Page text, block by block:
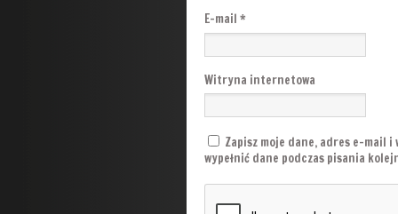
E-mail *
Witryna internetowa
Zapisz moje dane, adres e-mail
wypełnić dane podczas pisania